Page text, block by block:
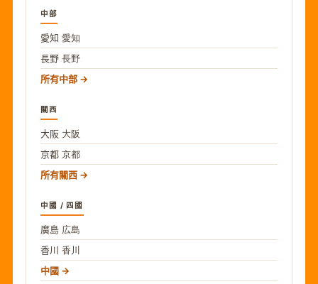
中部
愛知 愛知
長野 長野
所有中部
關西
大阪 大阪
京都 京都
所有關西
中國 / 四國
廣島 広島
香川 香川
中國